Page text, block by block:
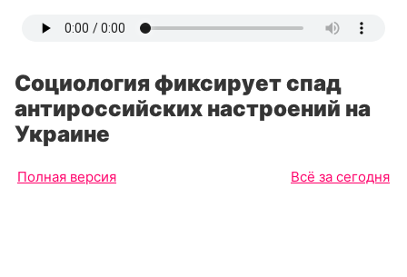
Социология фиксирует спад
антироссийских настроений на
Украине
Полная версия Всё за сегодня